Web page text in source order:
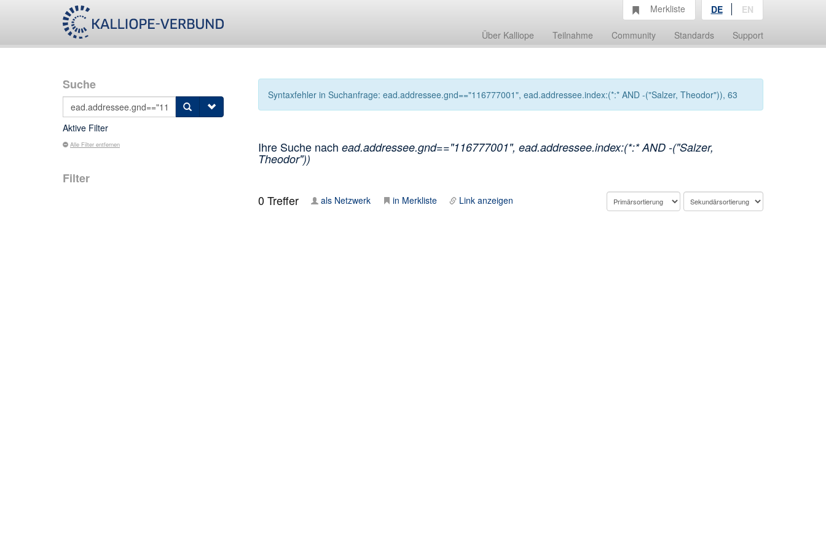
Über Kalliope Teilnahme Community Standards Support
Merkliste DE EN
Suche
Aktive Filter
Alle Filter entfernen
Filter
Syntaxfehler in Suchanfrage: ead.addressee.gnd=="116777001", ead.addressee.index:(*:* AND -("Salzer, Theodor")), 63
Ihre Suche nach ead.addressee.gnd=="116777001", ead.addressee.index:(*:* AND -("Salzer,
Theodor"))
0Treffer als Netzwerk in Merkliste Link anzeigen